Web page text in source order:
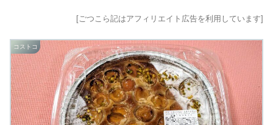
[ごつこら記はアフィリエイト広告を利用しています]
コストコ